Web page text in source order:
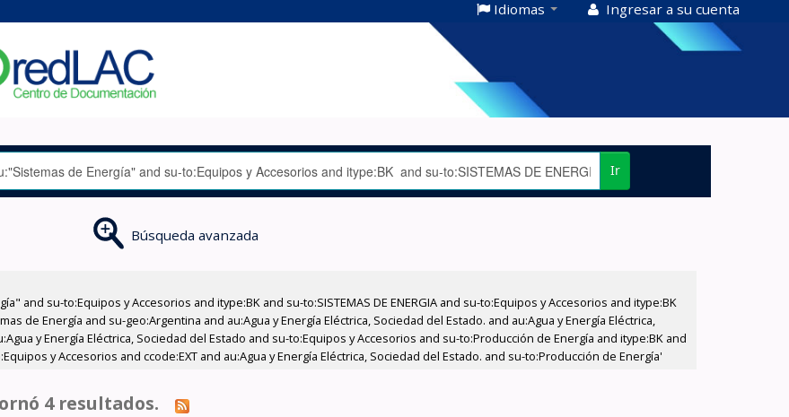
Idiomas Ingresar a su cuenta
Ir
Búsqueda avanzada
and su-to:Equipos y Accesorios and itype:BK and su-to:SISTEMAS DE ENERGIA and su-to:Equipos y Accesorios and itype:BK
de Energía and su-geo:Argentina and au:Agua y Energía Eléctrica, Sociedad del Estado. and au:Agua y Energía Eléctrica,
y Energía Eléctrica, Sociedad del Estado and su-to:Equipos y Accesorios and su-to:Producción de Energía and itype:BK and
y Accesorios and ccode:EXT and au:Agua y Energía Eléctrica, Sociedad del Estado. and su-to:Producción de Energía'
4 resultados.